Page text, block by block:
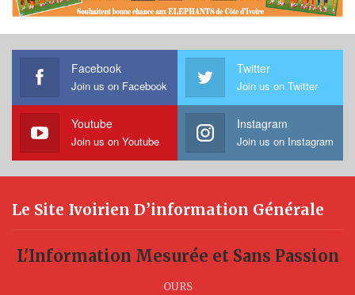
Facebook
Join us on Facebook
Twitter
Join us on Twitter
Youtube
Join us on Youtube
Instagram
Join us on Instagram
Le Site Ivoirien D’information Générale
L'Information Mesurée et Sans Passion
OURS